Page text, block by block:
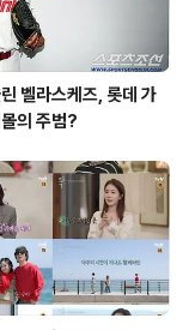
벨라스케즈, 롯데 가
의 주범?